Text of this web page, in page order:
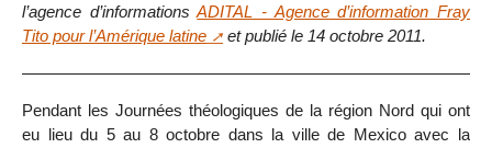
l’agence d’informationsADITAL - Agence d’information Fray
Tito pour l’Amérique latine
et publié le 14 octobre 2011.
Pendant les Journées théologiques de la région Nord qui ont
eu lieu du 5 au 8 octobre dans la ville de Mexico avec la